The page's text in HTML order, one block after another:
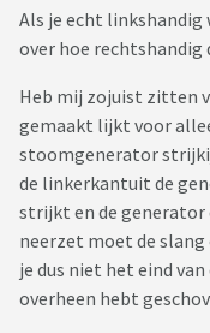
Als je echt linkshandig
over hoe rechtshandig
Heb mij zojuist zitten
gemaakt lijkt voor
stoomgenerator
de linkerkantuit de
strijkt en de generator
neerzet moet de
je dus niet het eind
overheen hebt